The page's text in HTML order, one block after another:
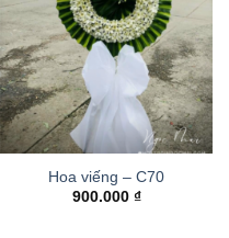
Hoa viếng – C70
900.000 ₫